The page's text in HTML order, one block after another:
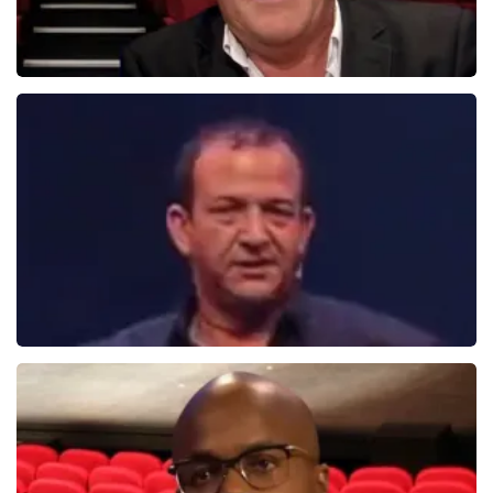
1655+reviews
Najib Amhali
1099+
BEKIJKEN